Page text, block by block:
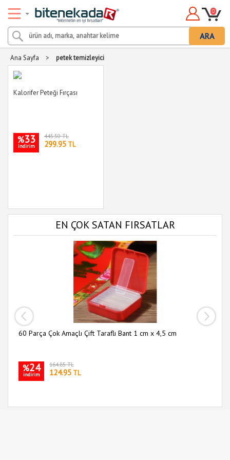
ARA
0
Ana Sayfa > petek temizleyici
Kalorifer Peteği Fırçası
%33
indirim
445.50 TL
299.95 TL
EN ÇOK SATAN FIRSATLAR
60 Parça Çok Amaçlı Çift Taraflı Bant 1 cm x 4,5 cm
%24
indirim
164.85 TL
124.95 TL